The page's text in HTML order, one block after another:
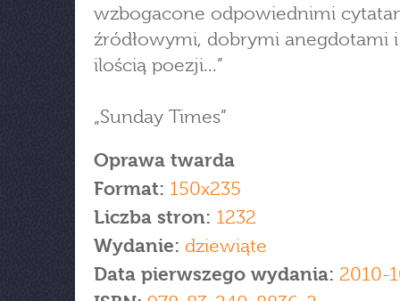
wzbogacone odpowiednimi
źródłowymi, dobrymi anegdotami
ilością poezji...”
„Sunday Times”
Oprawa twarda
Format: 150x235
Liczba stron: 1232
Wydanie: dziewiąte
Data pierwszego wydania: 2010-